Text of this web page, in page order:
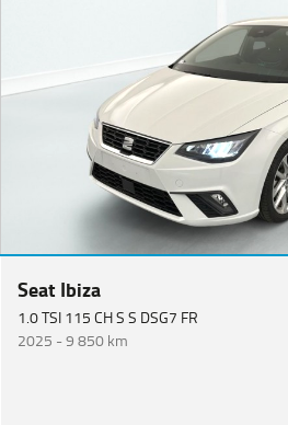
Seat Ibiza
1.0 TSI 115 CH S S DSG7 FR
2025 -9 850 km